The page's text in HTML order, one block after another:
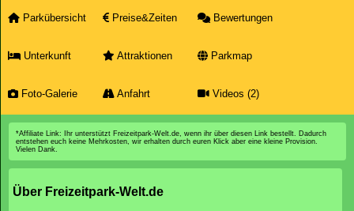
Parkübersicht Preise&Zeiten Bewertungen
Unterkunft Attraktionen Parkmap
Foto-Galerie Anfahrt Videos (2)
*Affiliate Link: Ihr unterstützt Freizeitpark-Welt.de, wenn ihr über diesen Link bestellt. Dadurch
entstehen euch keine Mehrkosten, wir erhalten durch euren Klick aber eine kleine Provision.
Vielen Dank.
Über Freizeitpark-Welt.de